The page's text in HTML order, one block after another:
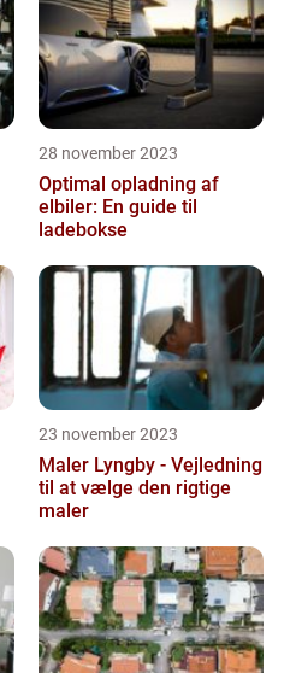
28 november 2023
Optimal opladning af
elbiler: En guide til
ladebokse
23 november 2023
Maler Lyngby - Vejledning
til at vælge den rigtige
maler